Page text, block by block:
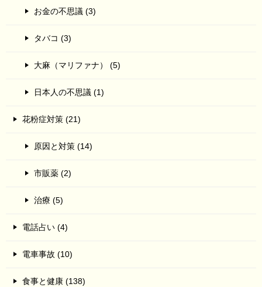
お金の不思議 (3)
タバコ (3)
大麻（マリファナ） (5)
日本人の不思議 (1)
花粉症対策 (21)
原因と対策 (14)
市販薬 (2)
治療 (5)
電話占い (4)
電車事故 (10)
食事と健康 (138)